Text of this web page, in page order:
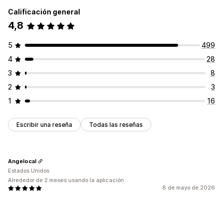
Calificación general
4,8
5
499
4
28
3
8
2
3
1
16
Escribir una reseña Todas las reseñas
8 de mayo de 2026
Angelocal
Estados Unidos
Alrededor de 2 meses usando la aplicación